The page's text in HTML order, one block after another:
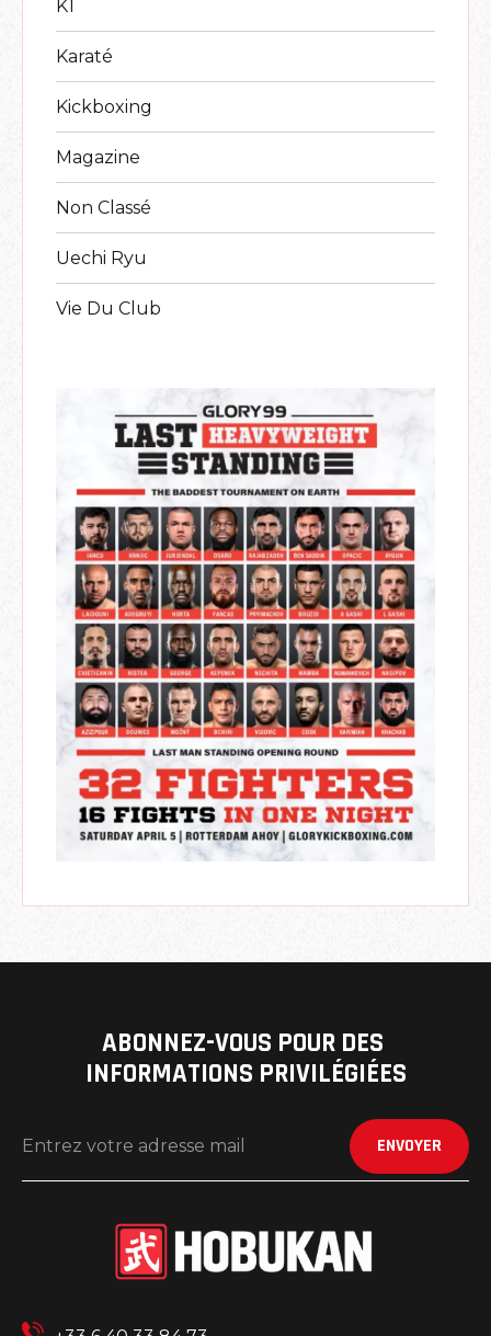
K1
Karaté
Kickboxing
Magazine
Non Classé
Uechi Ryu
Vie Du Club
ABONNEZ-VOUS POUR DES
INFORMATIONS PRIVILÉGIÉES
ENVOYER